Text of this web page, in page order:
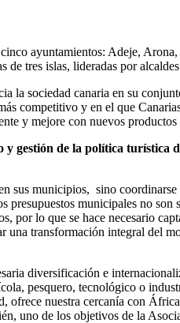
ayuntamientos: Adeje,
de tres islas, lideradas por
la sociedad canaria en su
competitivo y en el que
y mejore con nuevos productos
y gestión de la política turística
municipios, sino coordinarse
municipales no son
por lo que se hace necesario
transformación integral del
diversificación e
pesquero, tecnológico o
nuestra cercanía con
uno de los objetivos de la